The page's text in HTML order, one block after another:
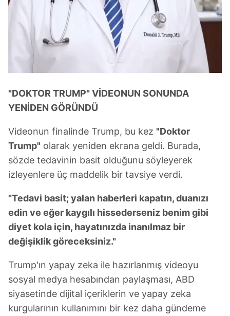
Çerezlere ilişkin tercihlerinizi aşağıda yer alan panel
vasıtasıyla belirleyebilirsiniz. Çerezlere ilişkin detaylı bilgi
için Ayarlar butonuna tıklayabilir,
Çerez Bilgilendirme
Metnimiziziyaret edebilirsiniz.
6698 sayılı Kişisel Verilerin Korunması Kanunu uyarınca
ilgili mevzuata uygun olarak kullanılan çerezlerle ilgili bilgi
almak için lütfentıklayınız
"DOKTOR TRUMP" VİDEONUN SONUNDA
YENİDEN GÖRÜNDÜ
Videonun finalinde Trump, bu kez "Doktor
Trump" olarak yeniden ekrana geldi. Burada,
sözde tedavinin basit olduğunu söyleyerek
izleyenlere üç maddelik bir tavsiye verdi.
"Tedavi basit; yalan haberleri kapatın, duanızı
edin ve eğer kaygılı hissederseniz benim gibi
diyet kola için, hayatınızda inanılmaz bir
değişiklik göreceksiniz."
Trump'ın yapay zeka ile hazırlanmış videoyu
sosyal medya hesabından paylaşması, ABD
siyasetinde dijital içeriklerin ve yapay zeka
kurgularının kullanımını bir kez daha gündeme